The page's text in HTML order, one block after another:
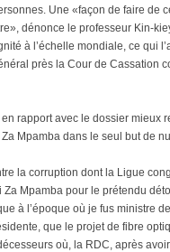
Une «façon de faire de
dénonce le professeur Kin-
à l’échelle mondiale, ce qui
près la Cour de Cassation
rapport avec le dossier mieux
Mpamba dans le seul but de
la corruption dont la Ligue
Mpamba pour le prétendu
à l’époque où je fus ministre
que le projet de fibre
où, la RDC, après